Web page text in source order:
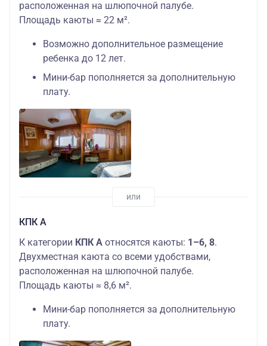
расположенная на шлюпочной палубе.
Площадь каюты ≈ 22 м².
Возможно дополнительное размещение
ребенка до 12 лет.
Мини-бар пополняется за дополнительную
плату.
КПК А
К категории КПК А относятся каюты: 1–6, 8.
Двухместная каюта со всеми удобствами,
расположенная на шлюпочной палубе.
Площадь каюты ≈ 8,6 м².
Мини-бар пополняется за дополнительную
плату.